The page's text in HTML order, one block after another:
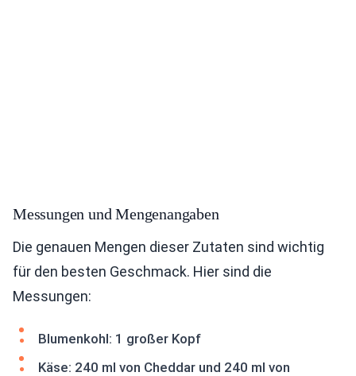
Messungen und Mengenangaben
Die genauen Mengen dieser Zutaten sind wichtig
für den besten Geschmack. Hier sind die
Messungen:
Blumenkohl: 1 großer Kopf
Käse: 240 ml von Cheddar und 240 ml von